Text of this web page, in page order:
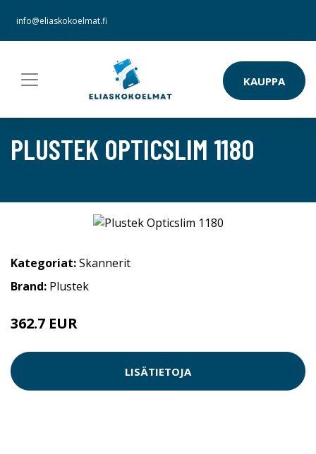
info@eliaskokoelmat.fi
KAUPPA
PLUSTEK OPTICSLIM 1180
Kategoriat:Skannerit
Brand: Plustek
362.7 EUR
LISÄTIETOJA